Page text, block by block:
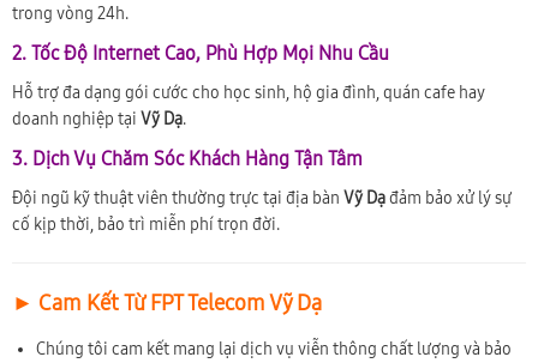
trong vòng 24h.
2. Tốc Độ Internet Cao, Phù Hợp Mọi Nhu Cầu
Hỗ trợ đa dạng gói cước cho học sinh, hộ gia đình, quán cafe hay
doanh nghiệp tại Vỹ Dạ.
3. Dịch Vụ Chăm Sóc Khách Hàng Tận Tâm
Đội ngũ kỹ thuật viên thường trực tại địa bàn Vỹ Dạđảm bảo xử lý sự
cố kịp thời, bảo trì miễn phí trọn đời.
► Cam Kết Từ FPT Telecom Vỹ Dạ
Chúng tôi cam kết mang lại dịch vụ viễn thông chất lượng và bảo